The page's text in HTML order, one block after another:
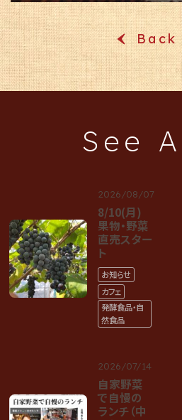
‹
See
2026/08/07
8/10(月)
果物・野菜
直売スター
ト
お知らせ
カフェ
発酵食品・自
然食品
2026/07/14
自家野菜
で自慢の
ランチ（中